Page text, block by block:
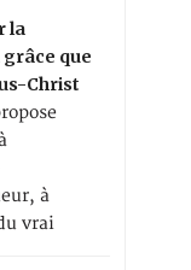
la
que
Christ
à
vrai